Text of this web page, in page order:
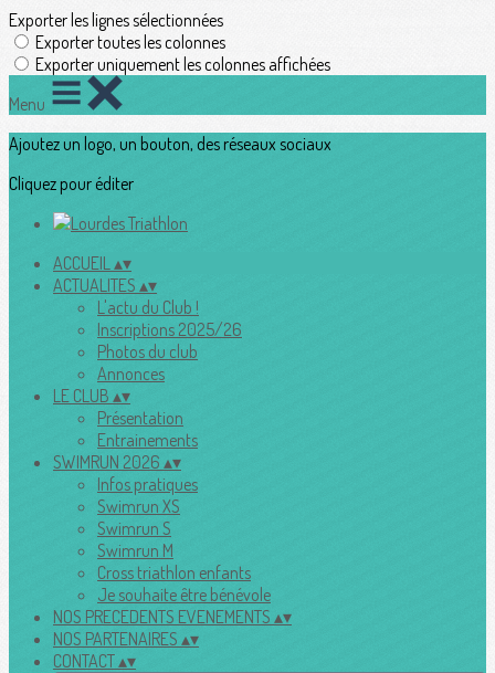
Exporter les lignes sélectionnées
Exporter toutes les colonnes
Exporter uniquement les colonnes affichées
Menu
Ajoutez un logo, un bouton, des réseaux sociaux
Cliquez pour éditer
ACCUEIL▴▾
ACTUALITES ▴▾
L'actu du Club !
Inscriptions 2025/26
Photos du club
Annonces
LE CLUB ▴▾
Présentation
Entrainements
SWIMRUN 2026 ▴▾
Infos pratiques
Swimrun XS
Swimrun S
Swimrun M
Cross triathlon enfants
Je souhaite être bénévole
NOS PRECEDENTS EVENEMENTS ▴▾
NOS PARTENAIRES ▴▾
CONTACT▴▾